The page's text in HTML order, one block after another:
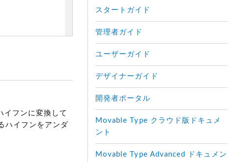
イフンに変換して
ハイフンをアンダ
スタートガイド
管理者ガイド
ユーザーガイド
デザイナーガイド
開発者ポータル
Movable Type クラウド版ドキュメ
ント
Movable Type Advanced ドキュメン